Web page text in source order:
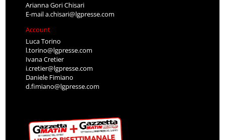
Arianna Gori Chisari
E-maila.chisari@lgpresse.com
Account
Luca Torino
l.torino@lgpresse.com
Ivana Cretier
i.cretier@lgpresse.com
Daniele Fimiano
d.fimiano@lgpresse.com